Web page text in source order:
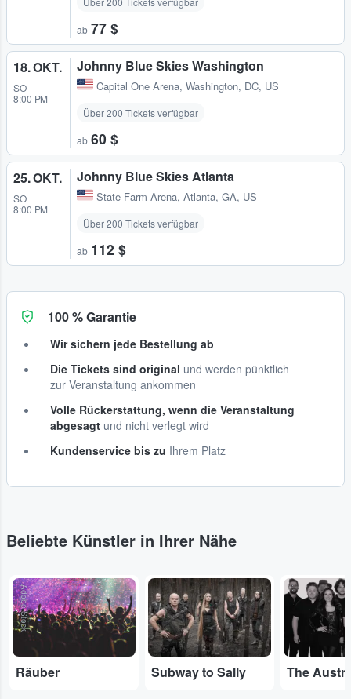
ab 77 $
18. OKT.
SO
8:00 PM
Johnny Blue Skies Washington
Capital One Arena, Washington, DC, US
Über 200 Tickets verfügbar
ab 60 $
25. OKT.
SO
8:00 PM
Johnny Blue Skies Atlanta
State Farm Arena, Atlanta, GA, US
Über 200 Tickets verfügbar
ab 112 $
100 % Garantie
Wir sichern jede Bestellung ab
Die Tickets sind original und werden pünktlich
zur Veranstaltung ankommen
Volle Rückerstattung, wenn die Veranstaltung
abgesagt und nicht verlegt wird
Kundenservice bis zu Ihrem Platz
Beliebte Künstler in Ihrer Nähe
Adobe Stock
Räuber
...
Subway to Sally
...